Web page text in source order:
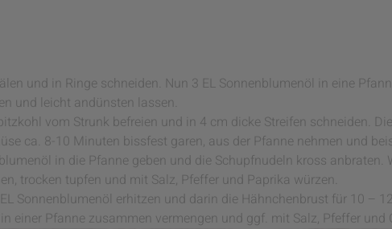
und in Ringe schneiden. Nun 3 EL Sonnenblumenöl in eine
und leicht andünsten lassen.
vom Strunk befreien und in 4 cm dicke Streifen schneiden.
ca. 8-10 Minuten bissfest garen, aus der Pfanne nehmen und
in die Pfanne geben und die Schupfnudeln kross anbraten.
trocken tupfen und mit Salz, Pfeffer und Paprika würzen.
Sonnenblumenöl erhitzen und darin die Hähnchenbrust für 10 –
einer Pfanne zusammen vermengen und ggf. mit Salz, Pfeffer und